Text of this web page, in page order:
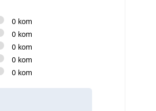
0 kom
0 kom
0 kom
0 kom
0 kom